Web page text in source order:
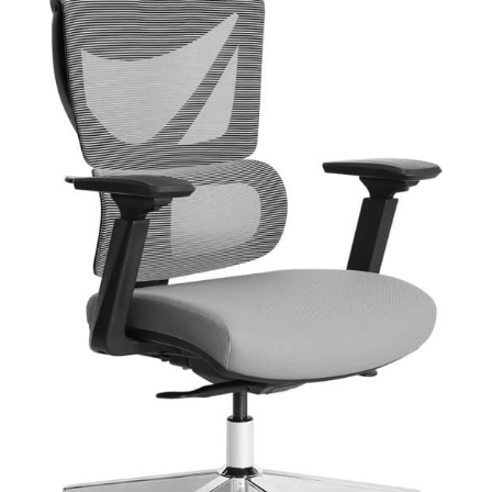
décibels, il élimine
efficacement les
distractions, prévient la
fatigue due aux
mauvaises postures et
l'engourdissement des
jambes, et favorise un
environnement de
travail sain. 【Durable】
Le bureau assis-debout
Klicelor possède un
cadre métallique stable
et des pieds larges en
forme de T, avec une
capacité de charge allant
jusqu'à 80 kg. Le cadre
en acier industriel
combiné au plateau
stratifié robuste assure
une stabilité mécanique
et une durabilité – une
qualité prouvée dans
plus de 50 000 tests.
【Conception Réfléchie】
Le bureau informatique
Klicelor est équipé de
câbles ordonnée et
pratique. Deux crochets